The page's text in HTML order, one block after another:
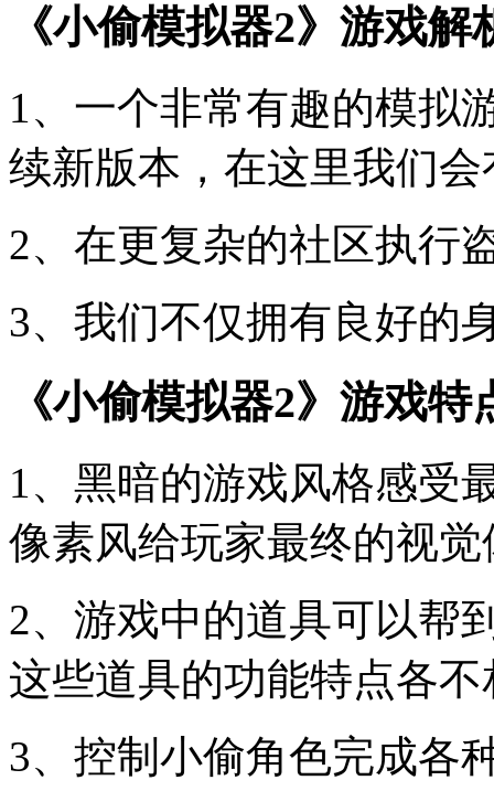
《小偷模拟器2》游戏解
1、一个非常有趣的模拟
续新版本，在这里我们
2、在更复杂的社区执行
3、我们不仅拥有良好的
《小偷模拟器2》游戏特
1、黑暗的游戏风格感受
像素风给玩家最终的视觉
2、游戏中的道具可以帮
这些道具的功能特点各不
3、控制小偷角色完成各